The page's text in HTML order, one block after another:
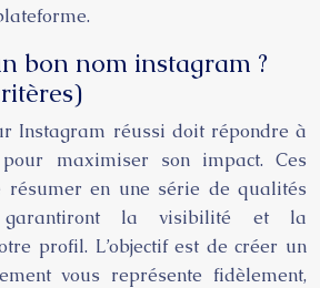
bon nom instagram ?
Instagram réussi doit répondre à
maximiser son impact. Ces
résumer en une série de qualités
garantiront la visibilité et la
profil. L’objectif est de créer un
vous représente fidèlement,